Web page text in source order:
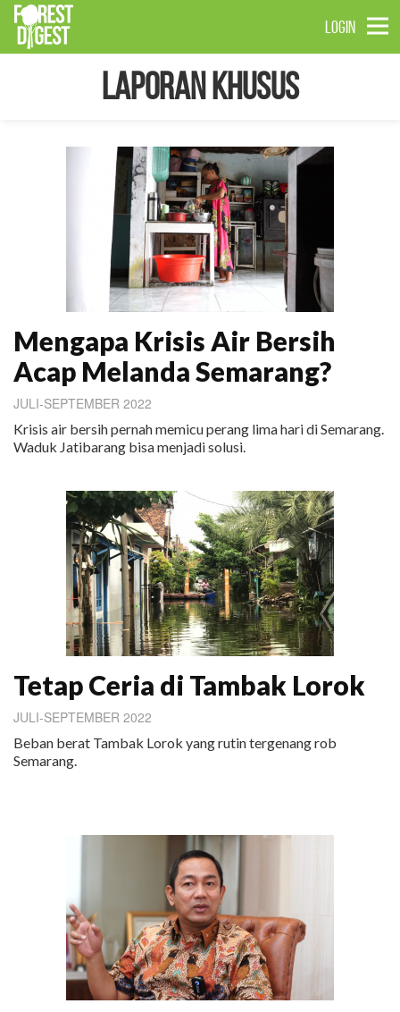
LOGIN
Laporan Khusus
Mengapa Krisis Air Bersih
Acap Melanda Semarang?
JULI-SEPTEMBER 2022
Krisis air bersih pernah memicu perang lima hari di Semarang.
Waduk Jatibarang bisa menjadi solusi.
Tetap Ceria di Tambak Lorok
JULI-SEPTEMBER 2022
Beban berat Tambak Lorok yang rutin tergenang rob
Semarang.